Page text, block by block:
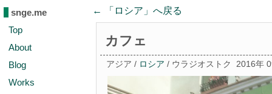
snge.me
Top
About
Blog
Works
← 「 ロシア 」へ戻る
カフェ
アジア / ロシア / ウラジオストク 2016年